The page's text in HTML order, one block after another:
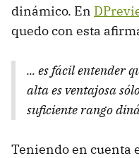
dinámico. En
quedo con esta
... es fácil entender
alta es ventajosa
suficiente rango
Teniendo en cuenta